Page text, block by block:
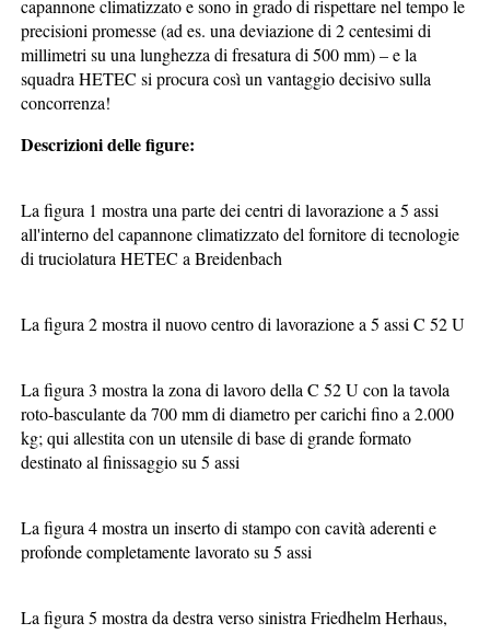
capannone climatizzato e sono in grado di rispettare nel tempo le
precisioni promesse (ad es. una deviazione di 2 centesimi di
millimetri su una lunghezza di fresatura di 500 mm) – e la
squadra HETEC si procura così un vantaggio decisivo sulla
concorrenza!
Descrizioni delle figure:
La figura 1 mostra una parte dei centri di lavorazione a 5 assi
all'interno del capannone climatizzato del fornitore di tecnologie
di truciolatura HETEC a Breidenbach
La figura 2 mostra il nuovo centro di lavorazione a 5 assi C 52 U
La figura 3 mostra la zona di lavoro della C 52 U con la tavola
roto-basculante da 700 mm di diametro per carichi fino a 2.000
kg; qui allestita con un utensile di base di grande formato
destinato al finissaggio su 5 assi
La figura 4 mostra un inserto di stampo con cavità aderenti e
profonde completamente lavorato su 5 assi
La figura 5 mostra da destra verso sinistra Friedhelm Herhaus,